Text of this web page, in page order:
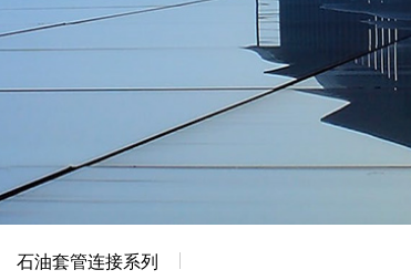
石油套管连接系列